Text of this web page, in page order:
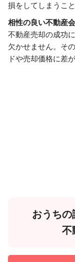
損をしてしまうこ
相性の良い不動産
不動産売却の成功
欠かせません。そ
ドや売却価格に差
おうちの
不